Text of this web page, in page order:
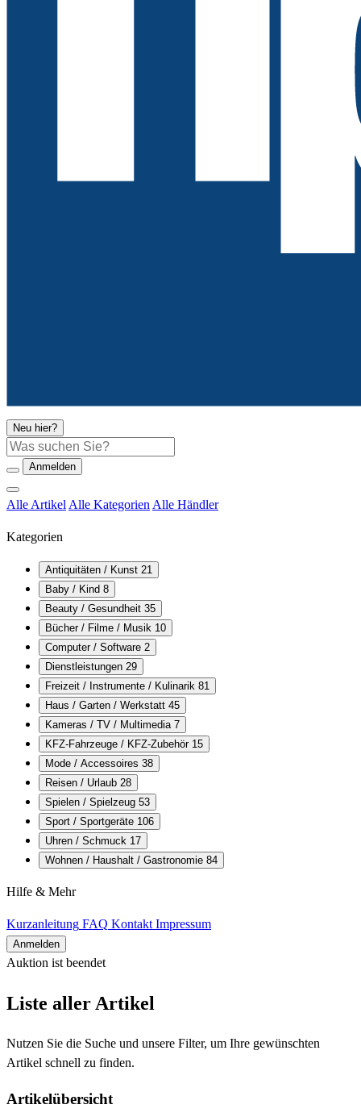
Neu hier?
Suche
Anmelden
Alle Artikel Alle Kategorien Alle Händler
Kategorien
Antiquitäten / Kunst 21
Baby / Kind 8
Beauty / Gesundheit 35
Bücher / Filme / Musik 10
Computer / Software 2
Dienstleistungen 29
Freizeit / Instrumente / Kulinarik 81
Haus / Garten / Werkstatt 45
Kameras / TV / Multimedia 7
KFZ-Fahrzeuge / KFZ-Zubehör 15
Mode / Accessoires 38
Reisen / Urlaub 28
Spielen / Spielzeug 53
Sport / Sportgeräte 106
Uhren / Schmuck 17
Wohnen / Haushalt / Gastronomie 84
Hilfe & Mehr
Kurzanleitung FAQ Kontakt Impressum
Anmelden
Auktion ist beendet
Alle Artikel
Liste aller Artikel
Nutzen Sie die Suche und unsere Filter, um Ihre gewünschten
Artikel schnell zu finden.
Artikelübersicht